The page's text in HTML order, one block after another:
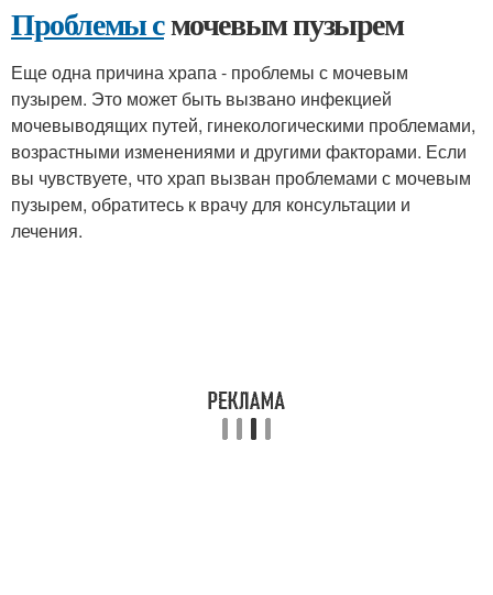
Проблемы смочевым пузырем
Еще одна причина храпа - проблемы с мочевым
пузырем. Это может быть вызвано инфекцией
мочевыводящих путей, гинекологическими проблемами,
возрастными изменениями и другими факторами. Если
вы чувствуете, что храп вызван проблемами с мочевым
пузырем, обратитесь к врачу для консультации и
лечения.